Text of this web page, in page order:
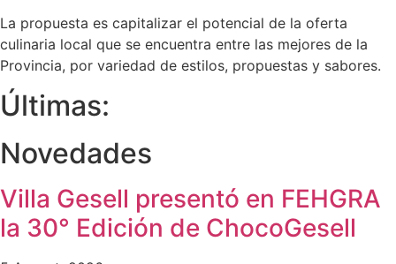
La propuesta es capitalizar el potencial de la oferta
culinaria local que se encuentra entre las mejores de la
Provincia, por variedad de estilos, propuestas y sabores.
Últimas:
Novedades
Villa Gesell presentó en FEHGRA
la 30° Edición de ChocoGesell